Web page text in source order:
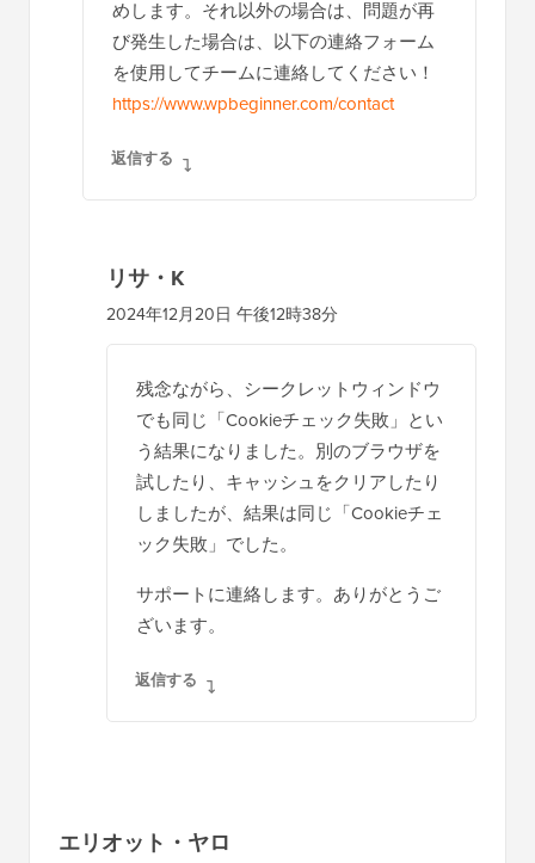
めします。それ以外の場合は、問題が再
び発生した場合は、以下の連絡フォーム
を使用してチームに連絡してください！
https://www.wpbeginner.com/contact
返信する
リサ・K
2024年12月20日 午後12時38分
残念ながら、シークレットウィンドウ
でも同じ「Cookieチェック失敗」とい
う結果になりました。別のブラウザを
試したり、キャッシュをクリアしたり
しましたが、結果は同じ「Cookieチェ
ック失敗」でした。
サポートに連絡します。ありがとうご
ざいます。
返信する
エリオット・ヤロ